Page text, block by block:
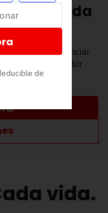
de
cada
Ayuda a financiar
para recibir
vida.